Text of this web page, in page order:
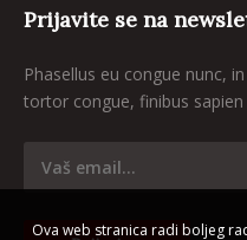
Prijavite se na
Phasellus eu congue nunc,
tortor congue, finibus
Ova web stranica radi boljeg